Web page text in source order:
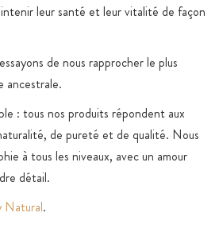
leur santé et leur vitalité de façon
de nous rapprocher le plus
ancestrale.
: tous nos produits répondent aux
de pureté et de qualité. Nous
à tous les niveaux, avec un amour
détail.
Natural.